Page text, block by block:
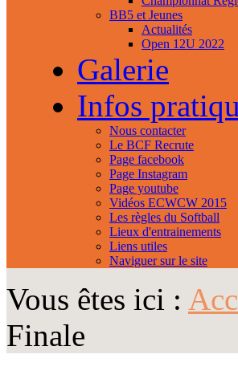
BB5 et Jeunes
Actualités
Open 12U 2022
Galerie
Infos
Nous contacter
Le BCF Recrute
Page facebook
Page Instagram
Page youtube
Vidéos ECWCW 2015
Les règles du Softball
Lieux d'entrainements
Liens utiles
Naviguer sur le site
Vous êtes ici :
Finale